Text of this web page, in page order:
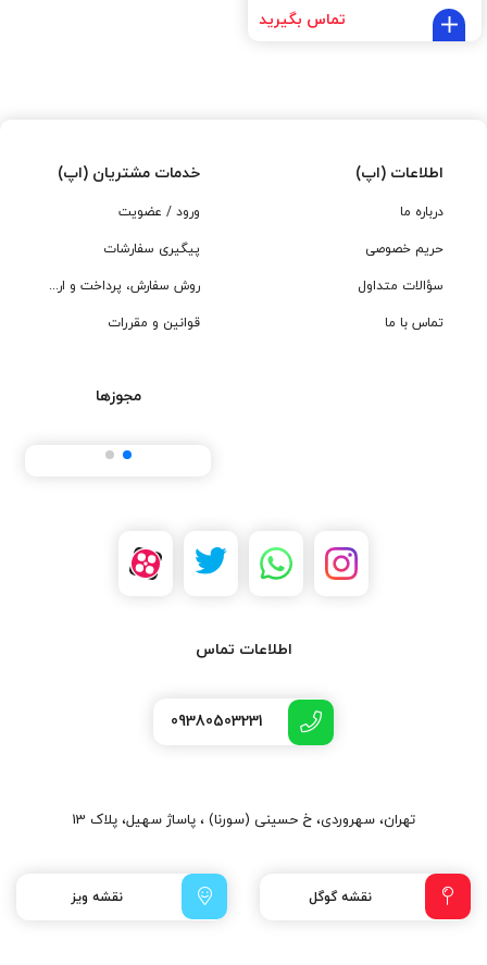
تماس بگیرید
اطلاعات (اپ)
درباره ما
حریم خصوصی
سؤالات متداول
تماس با ما
خدمات مشتریان (اپ)
ورود / عضویت
پیگیری سفارشات
روش سفارش، پرداخت و ارسال
قوانین و مقررات
مجوزها
اطلاعات تماس
09380503231
تهران، سهروردی، خ حسینی (سورنا) ، پاساژ سهیل، پلاک 13
نقشه گوگل نقشه ویز